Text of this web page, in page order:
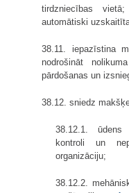
tirdzniecības
automātiski
38.11. iepazīstina
nodrošināt
pārdošanas un
38.12. sniedz
38.12.1. ūdens
kontroli un
organizāciju;
38.12.2.